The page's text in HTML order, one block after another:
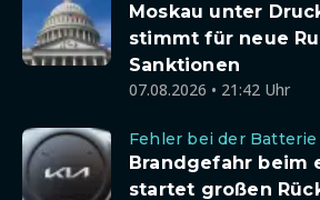
Moskau unter
stimmt für neue
Sanktionen
07.08.2026 • 21:42 Uhr
Fehler bei der Batterie
Brandgefahr beim
startet großen